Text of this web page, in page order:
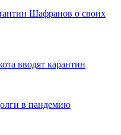
Шафранов о своих
вводят карантин
в пандемию